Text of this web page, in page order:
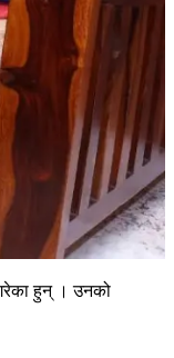
गरेका हुन् । उनको